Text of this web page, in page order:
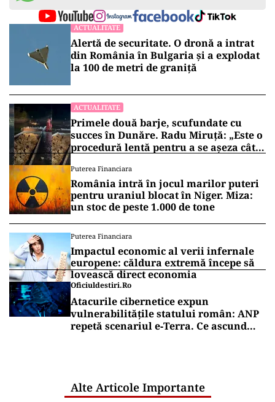
ACTUALITATE
Alertă de securitate. O dronă a intrat
din România în Bulgaria şi a explodat
la 100 de metri de graniţă
ACTUALITATE
Primele două barje, scufundate cu
succes în Dunăre. Radu Miruță: „Este o
procedură lentă pentru a se așeza cât
Puterea Financiara
România intră în jocul marilor puteri
pentru uraniul blocat în Niger. Miza:
un stoc de peste 1.000 de tone
Puterea Financiara
Impactul economic al verii infernale
europene: căldura extremă începe să
lovească direct economia
Oficiuldestiri.ro
Atacurile cibernetice expun
vulnerabilitățile statului român: ANP
repetă scenariul e‑Terra. Ce ascund
Alte Articole Importante